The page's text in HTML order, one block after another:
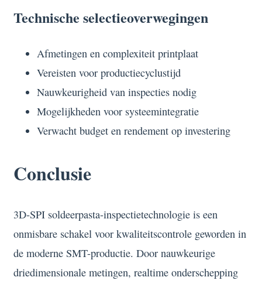
Technische selectieoverwegingen
Afmetingen en complexiteit printplaat
Vereisten voor productiecyclustijd
Nauwkeurigheid van inspecties nodig
Mogelijkheden voor systeemintegratie
Verwacht budget en rendement op investering
Conclusie
3D-SPI soldeerpasta-inspectietechnologie is een
onmisbare schakel voor kwaliteitscontrole geworden in
de moderne SMT-productie. Door nauwkeurige
driedimensionale metingen, realtime onderschepping